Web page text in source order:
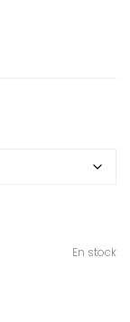
En stock